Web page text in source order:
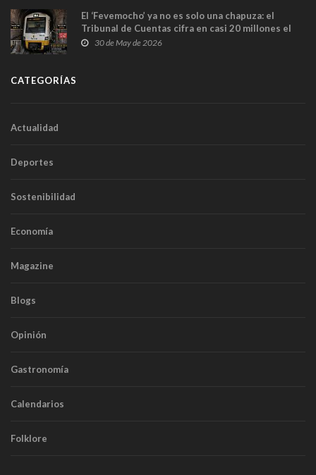
El ‘Fevemocho’ ya no es solo una chapuza: el
Tribunal de Cuentas cifra en casi 20 millones el
sobrecoste de los trenes que no cabían por los
30 de May de 2026
CATEGORÍAS
Actualidad
Deportes
Sostenibilidad
Economía
Magazine
Blogs
Opinión
Gastronomía
Calendarios
Folklore